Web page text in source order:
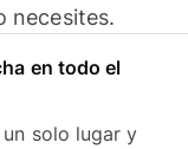
necesites.
en todo el
solo lugar y